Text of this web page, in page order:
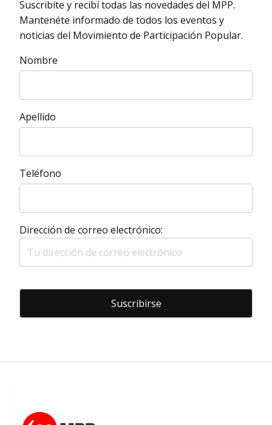
Suscribíte y recibí todas las novedades del MPP.
Mantenéte informado de todos los eventos y
noticias del Movimiento de Participación Popular.
Nombre
Apellido
Teléfono
Dirección de correo electrónico: